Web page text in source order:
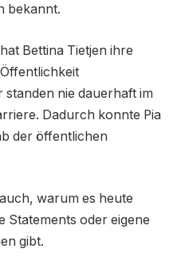
bekannt.
Bettina Tietjen ihre
nie dauerhaft im
Dadurch konnte Pia
der öffentlichen
warum es heute
Statements oder eigene
gibt.